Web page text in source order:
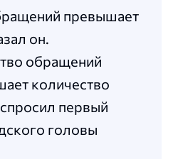
превышает
он.
обращений
количество
первый
головы